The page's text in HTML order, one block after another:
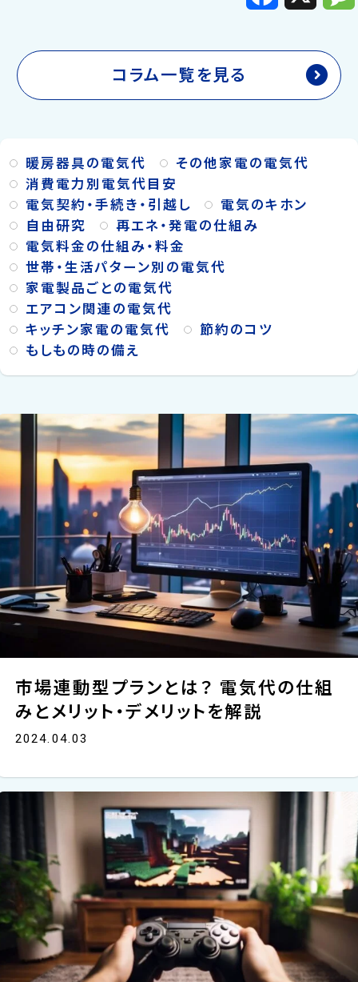
c
o
コラム一覧を見る
暖房器具の電気代
その他家電の電気代
消費電力別電気代目安
電気契約・手続き・引越し
電気のキホン
自由研究
再エネ・発電の仕組み
電気料金の仕組み・料金
世帯・生活パターン別の電気代
家電製品ごとの電気代
エアコン関連の電気代
キッチン家電の電気代
節約のコツ
もしもの時の備え
市場連動型プランとは？ 電気代の仕組
みとメリット・デメリットを解説
2024.04.03